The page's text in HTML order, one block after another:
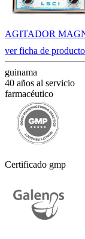
AGITADOR
ver ficha de producto
guinama
40 años al servicio
farmacéutico
Certificado gmp